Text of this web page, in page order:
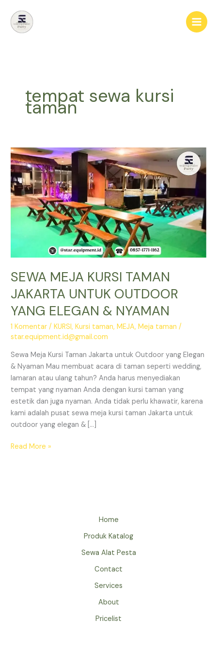
konten
tempat sewa kursi
taman
SEWA MEJA KURSI TAMAN
JAKARTA UNTUK OUTDOOR
YANG ELEGAN & NYAMAN
1 Komentar /KURSI,Kursi taman,MEJA,Meja taman /
star.equipment.id@gmail.com
Sewa Meja Kursi Taman Jakarta untuk Outdoor yang Elegan
& Nyaman Mau membuat acara di taman seperti wedding,
lamaran atau ulang tahun? Anda harus menyediakan
tempat yang nyaman Anda dengan kursi taman yang
estetik dan juga nyaman. Anda tidak perlu khawatir, karena
kami adalah pusat sewa meja kursi taman Jakarta untuk
outdoor yang elegan & […]
SEWA
Read More »
Home
Produk Katalog
Sewa Alat Pesta
Contact
Services
About
Pricelist